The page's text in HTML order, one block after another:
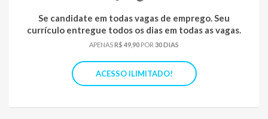
Se candidate em todas vagas de emprego. Seu
currículo entregue todos os dias em todas as vagas.
APENASR$ 49,90 POR 30 DIAS
ACESSO ILIMITADO!